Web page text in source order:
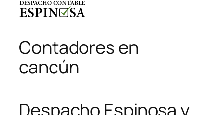
Contadores en
cancún
Despacho Espinosa y